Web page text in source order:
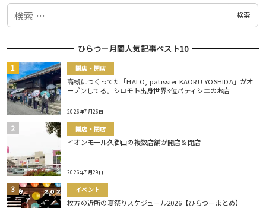
検
検索
ひらつー月間人気記事ベスト10
開店・閉店
高槻につくってた「HALO, patissier KAORU YOSHIDA」がオ
ープンしてる。シロモト出身世界3位パティシエのお店
2026年7月26日
開店・閉店
イオンモール久御山の複数店舗が開店＆閉店
2026年7月29日
イベント
枚方の近所の夏祭りスケジュール2026【ひらつーまとめ】